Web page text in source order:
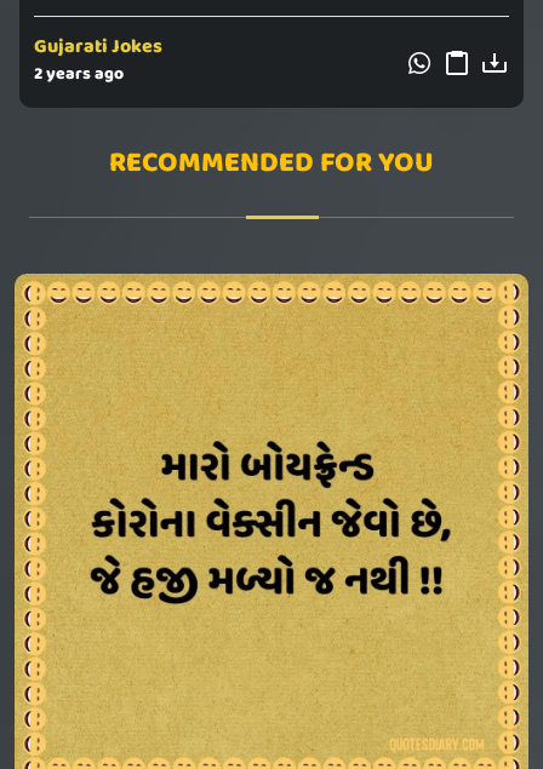
Gujarati Jokes
2 years ago
RECOMMENDED FOR YOU